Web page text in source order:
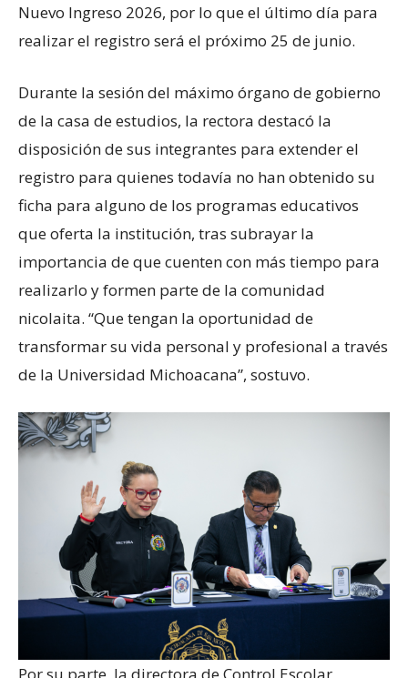
Nuevo Ingreso 2026, por lo que el último día para
realizar el registro será el próximo 25 de junio.
Durante la sesión del máximo órgano de gobierno
de la casa de estudios, la rectora destacó la
disposición de sus integrantes para extender el
registro para quienes todavía no han obtenido su
ficha para alguno de los programas educativos
que oferta la institución, tras subrayar la
importancia de que cuenten con más tiempo para
realizarlo y formen parte de la comunidad
nicolaita. “Que tengan la oportunidad de
transformar su vida personal y profesional a través
de la Universidad Michoacana”, sostuvo.
Por su parte, la directora de Control Escolar,